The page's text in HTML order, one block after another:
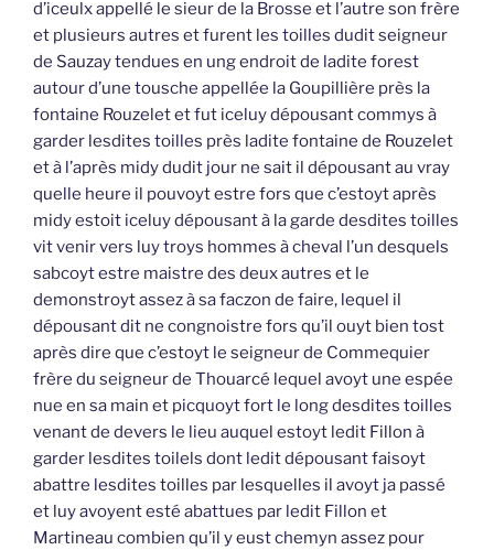
d’iceulx appellé le sieur de la Brosse et l’autre son frère
et plusieurs autres et furent les toilles dudit seigneur
de Sauzay tendues en ung endroit de ladite forest
autour d’une tousche appellée la Goupillière près la
fontaine Rouzelet et fut iceluy dépousant commys à
garder lesdites toilles près ladite fontaine de Rouzelet
et à l’après midy dudit jour ne sait il dépousant au vray
quelle heure il pouvoyt estre fors que c’estoyt après
midy estoit iceluy dépousant à la garde desdites toilles
vit venir vers luy troys hommes à cheval l’un desquels
sabcoyt estre maistre des deux autres et le
demonstroyt assez à sa faczon de faire, lequel il
dépousant dit ne congnoistre fors qu’il ouyt bien tost
après dire que c’estoyt le seigneur de Commequier
frère du seigneur de Thouarcé lequel avoyt une espée
nue en sa main et picquoyt fort le long desdites toilles
venant de devers le lieu auquel estoyt ledit Fillon à
garder lesdites toilels dont ledit dépousant faisoyt
abattre lesdites toilles par lesquelles il avoyt ja passé
et luy avoyent esté abattues par ledit Fillon et
Martineau combien qu’il y eust chemyn assez pour